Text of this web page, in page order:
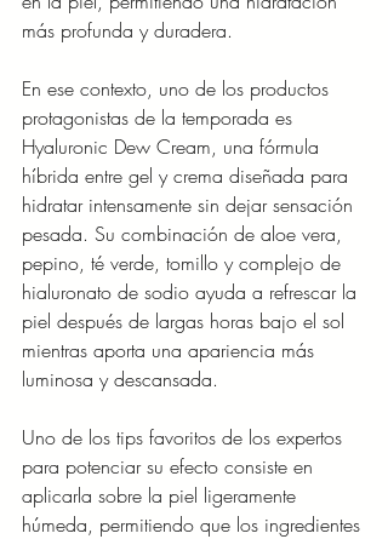
más profunda y duradera.
En ese contexto, uno de los productos
protagonistas de la temporada es
Hyaluronic Dew Cream, una fórmula
híbrida entre gel y crema diseñada para
hidratar intensamente sin dejar sensación
pesada. Su combinación de aloe vera,
pepino, té verde, tomillo y complejo de
hialuronato de sodio ayuda a refrescar la
piel después de largas horas bajo el sol
mientras aporta una apariencia más
luminosa y descansada.
Uno de los tips favoritos de los expertos
para potenciar su efecto consiste en
aplicarla sobre la piel ligeramente
húmeda, permitiendo que los ingredientes